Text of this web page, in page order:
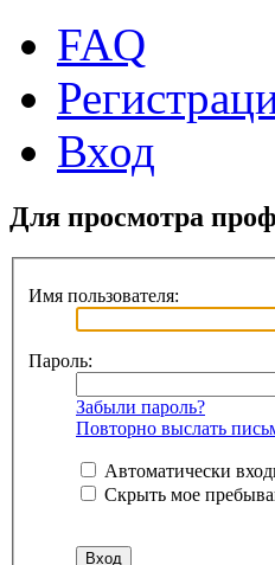
FAQ
Вход
Для просмотра
Имя пользователя:
Пароль:
Забыли пароль?
Повторно выслать
Автоматически
Скрыть мое